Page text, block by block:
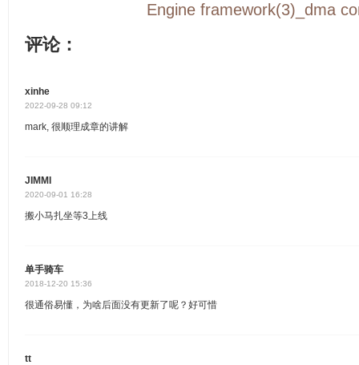
Engine framework(3)_dma
评论：
xinhe
2022-09-28 09:12
mark, 很顺理成章的讲解
JIMMI
2020-09-01 16:28
搬小马扎坐等3上线
单手骑车
2018-12-20 15:36
很通俗易懂，为啥后面没有更新了呢？好可惜
tt